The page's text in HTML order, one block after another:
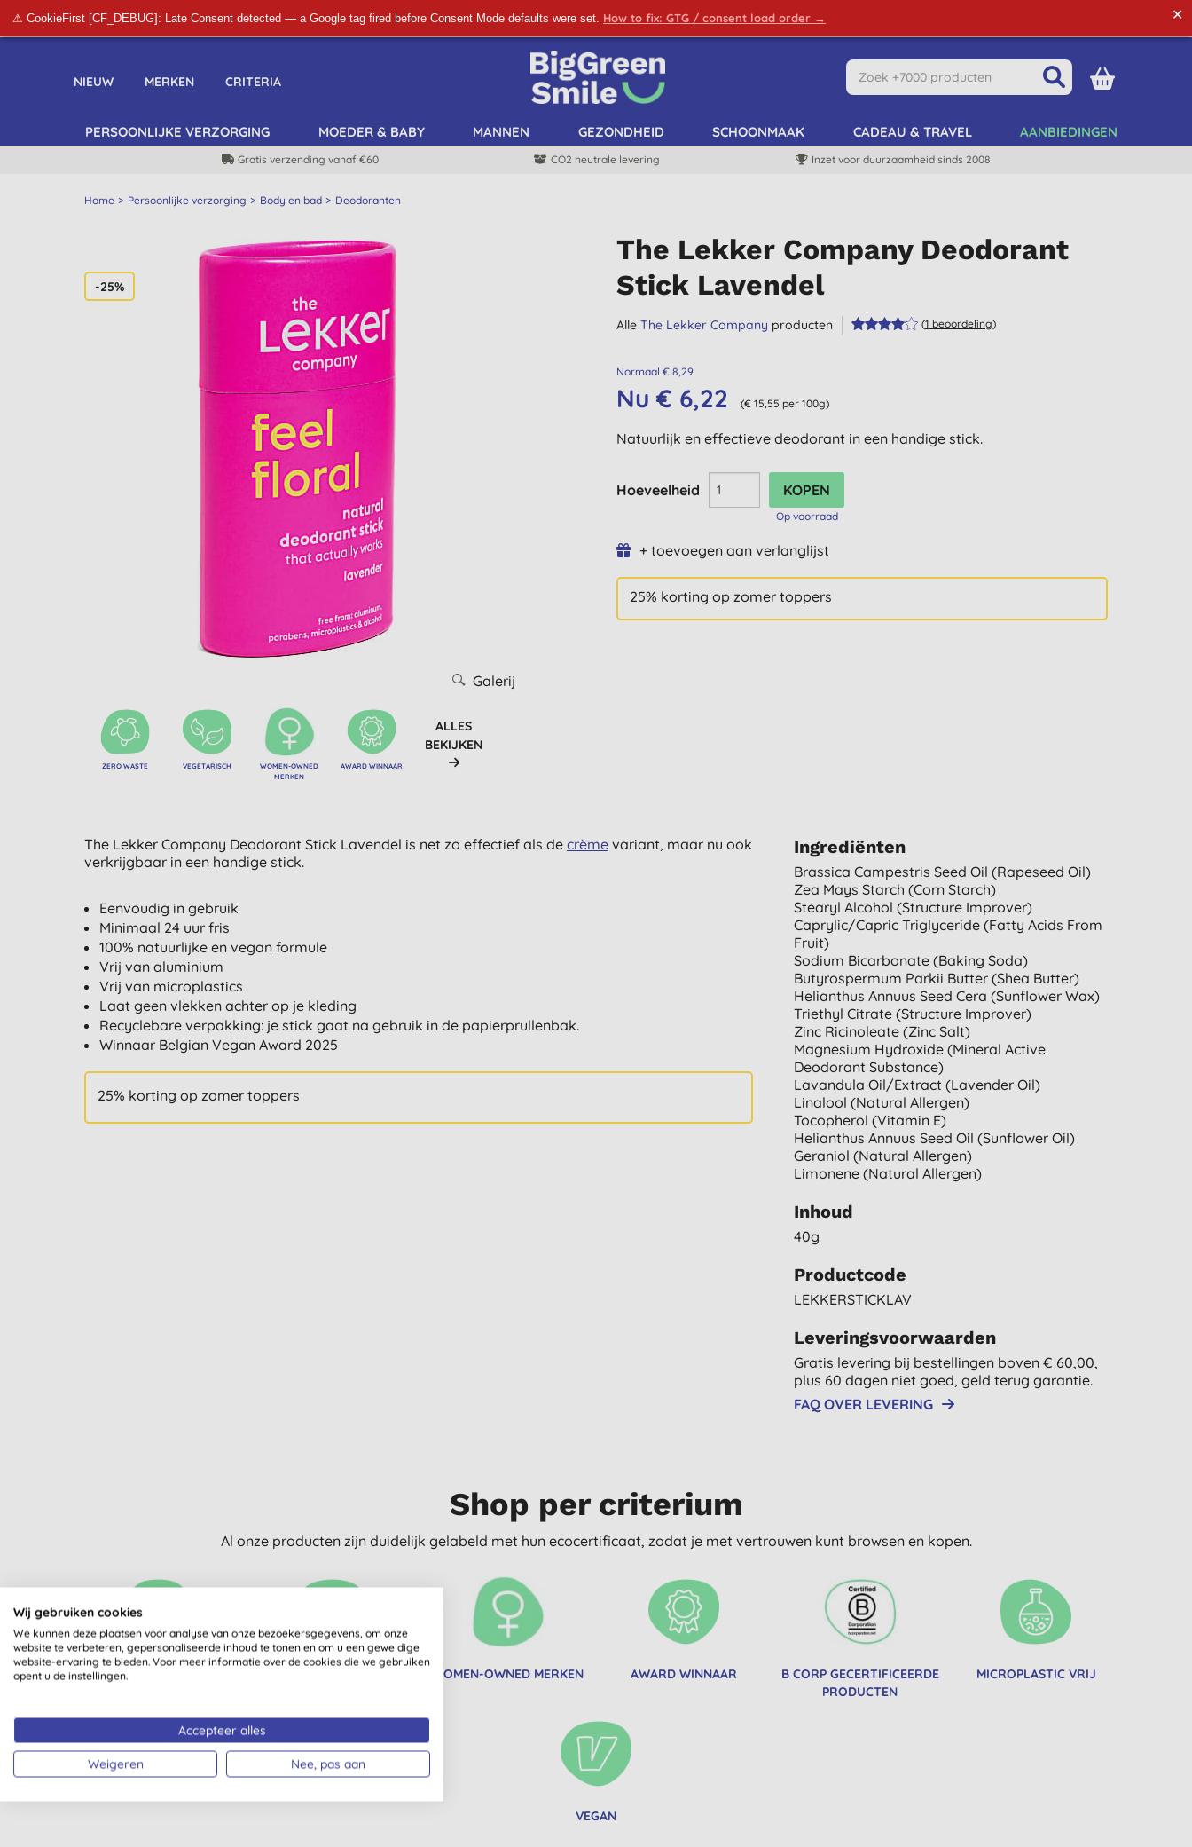
⚠ CookieFirst [CF_DEBUG]: Late Consent detected — a Google tag fired before Consent Mode defaults were set. How to fix: GTG / consent load order → ✕
SCHRIJF ME IN!
NIEUW MERKEN CRITERIA
PERSOONLIJKE VERZORGING MOEDER & BABY MANNEN GEZONDHEID SCHOONMAAK CADEAU & TRAVEL AANBIEDINGEN
Gratis verzending vanaf €60 CO2 neutrale levering Inzet voor duurzaamheid sinds 2008
Home Persoonlijke verzorging Body en bad Deodoranten
-25%
Galerij
ZERO WASTE VEGETARISCH
WOMEN-OWNED
MERKEN
AWARD WINNAAR
ALLES
BEKIJKEN
The Lekker Company Deodorant
Stick Lavendel
AlleThe Lekker Company producten (1 beoordeling)
Normaal € 8,29
Nu € 6,22 (€ 15,55 per 100g)
Natuurlijk en effectieve deodorant in een handige stick.
Hoeveelheid
Op voorraad
+ toevoegen aan verlanglijst
25% korting op zomer toppers
The Lekker Company Deodorant Stick Lavendel is net zo effectief als de crèmevariant, maar nu ook
verkrijgbaar in een handige stick.
Eenvoudig in gebruik
Minimaal 24 uur fris
100% natuurlijke en vegan formule
Vrij van aluminium
Vrij van microplastics
Laat geen vlekken achter op je kleding
Recyclebare verpakking: je stick gaat na gebruik in de papierprullenbak.
Winnaar Belgian Vegan Award 2025
25% korting op zomer toppers
Ingrediënten
Brassica Campestris Seed Oil (rapeseed Oil)
Zea Mays Starch (corn Starch)
Stearyl Alcohol (structure Improver)
Caprylic/capric Triglyceride (fatty Acids From
Fruit)
Sodium Bicarbonate (baking Soda)
Butyrospermum Parkii Butter (shea Butter)
Helianthus Annuus Seed Cera (sunflower Wax)
Triethyl Citrate (structure Improver)
Zinc Ricinoleate (zinc Salt)
Magnesium Hydroxide (mineral Active
Deodorant Substance)
Lavandula Oil/extract (lavender Oil)
Linalool (natural Allergen)
Tocopherol (vitamin E)
Helianthus Annuus Seed Oil (sunflower Oil)
Geraniol (natural Allergen)
Limonene (natural Allergen)
Inhoud
40g
Productcode
LEKKERSTICKLAV
Leveringsvoorwaarden
Gratis levering bij bestellingen boven € 60,00,
plus 60 dagen niet goed, geld terug garantie.
FAQ OVER LEVERING
Shop per criterium
Al onze producten zijn duidelijk gelabeld met hun ecocertificaat, zodat je met vertrouwen kunt browsen en kopen.
ZERO WASTE WOMEN-OWNED MERKEN AWARD WINNAAR
B CORP GECERTIFICEERDE
PRODUCTEN
MICROPLASTIC VRIJ
VEGAN
Wij gebruiken cookies
We kunnen deze plaatsen voor analyse van onze bezoekersgegevens, om onze
website te verbeteren, gepersonaliseerde inhoud te tonen en om u een geweldige
website-ervaring te bieden. Voor meer informatie over de cookies die we gebruiken
opent u de instellingen.
Accepteer alles
Weigeren Nee, pas aan